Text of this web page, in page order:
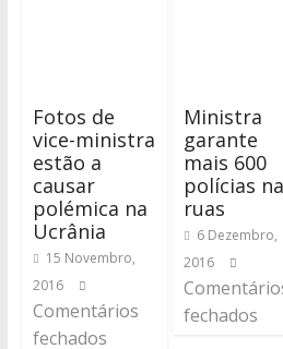
Fotos de
vice-ministra
estão a
causar
polémica na
Ucrânia
15 Novembro,
2016
Comentários
fechados
Ministra
garante
mais 600
polícias
ruas
6 Dezembro,
2016
fechados